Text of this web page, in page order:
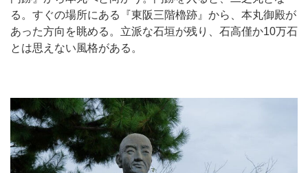
る。すぐの場所にある『東阪三階櫓跡』から、本丸御殿が
あった方向を眺める。立派な石垣が残り、石高僅か10万石
とは思えない風格がある。